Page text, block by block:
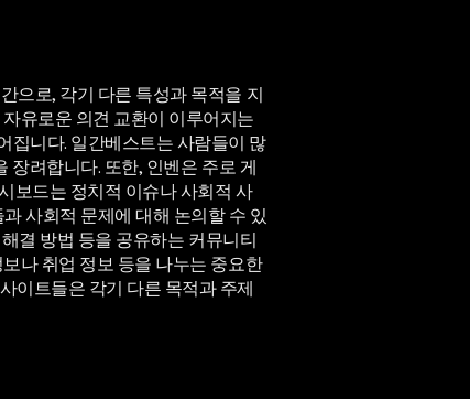
으로, 각기 다른 특성과 목적을 지
유로운 의견 교환이 이루어지는
집니다. 일간베스트는 사람들이 많
장려합니다. 또한, 인벤은 주로 게
보드는 정치적 이슈나 사회적 사
사회적 문제에 대해 논의할 수 있
결 방법 등을 공유하는 커뮤니티
나 취업 정보 등을 나누는 중요한
이트들은 각기 다른 목적과 주제